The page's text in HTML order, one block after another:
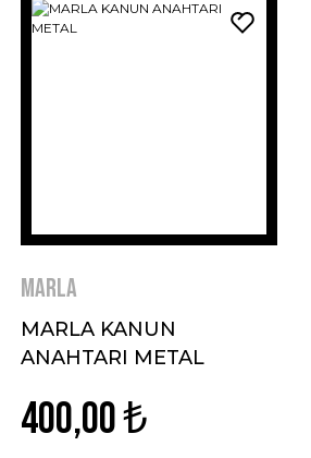
MARLA
MARLA KANUN
ANAHTARI METAL
400,00 ₺